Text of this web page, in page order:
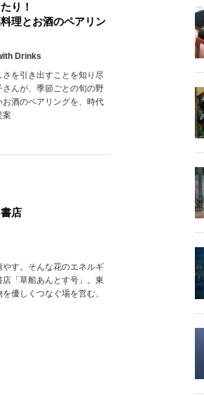
り！
理とお酒のペアリン
Drinks
を引き出すことを知り尽
さんが、季節ごとの旬の野
酒のペアリングを、時代
案
店
す。そんな花のエネルギ
「草船あんとす号」。東
優しくつなぐ場を営む、